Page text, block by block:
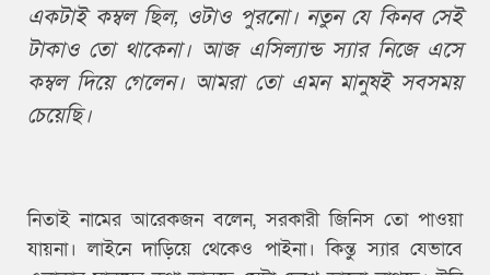
একটাই কম্বল ছিল, ওটাও পুরনো। নতুন যে কিনব সেই
টাকাও তো থাকেনা। আজ এসিল্যান্ড স্যার নিজে এসে
কম্বল দিয়ে গেলেন। আমরা তো এমন মানুষই সবসময়
চেয়েছি।
নিতাই নামের আরেকজন বলেন, সরকারী জিনিস তো পাওয়া
যায়না। লাইনে দাড়িয়ে থেকেও পাইনা। কিন্তু স্যার যেভাবে